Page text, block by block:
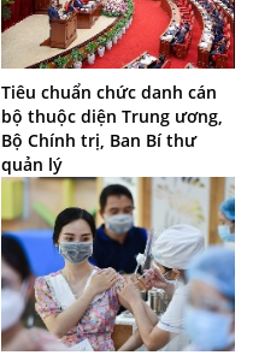
Tiêu chuẩn chức danh cán
bộ thuộc diện Trung ương,
Bộ Chính trị, Ban Bí thư
quản lý